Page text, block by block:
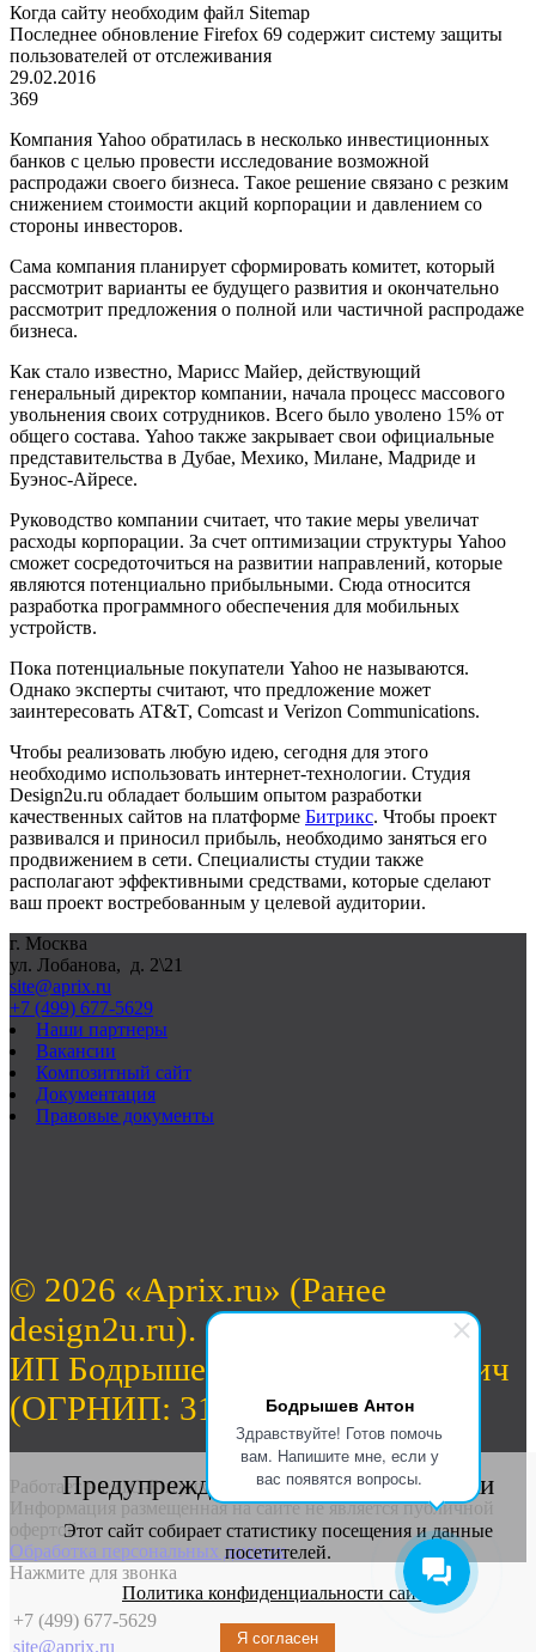
Бодрышев Антон
Здравствуйте! Готов помочь
вам. Напишите мне, если у
вас появятся вопросы.
Когда сайту необходим файл Sitemap
Последнее обновление Firefox 69 содержит систему защиты
пользователей от отслеживания
29.02.2016
369
Компания Yahoo обратилась в несколько инвестиционных
банков с целью провести исследование возможной
распродажи своего бизнеса. Такое решение связано с резким
снижением стоимости акций корпорации и давлением со
стороны инвесторов.
Сама компания планирует сформировать комитет, который
рассмотрит варианты ее будущего развития и окончательно
рассмотрит предложения о полной или частичной распродаже
бизнеса.
Как стало известно, Марисс Майер, действующий
генеральный директор компании, начала процесс массового
увольнения своих сотрудников. Всего было уволено 15% от
общего состава. Yahoo также закрывает свои официальные
представительства в Дубае, Мехико, Милане, Мадриде и
Буэнос-Айресе.
Руководство компании считает, что такие меры увеличат
расходы корпорации. За счет оптимизации структуры Yahoo
сможет сосредоточиться на развитии направлений, которые
являются потенциально прибыльными. Сюда относится
разработка программного обеспечения для мобильных
устройств.
Пока потенциальные покупатели Yahoo не называются.
Однако эксперты считают, что предложение может
заинтересовать AT&T, Comcast и Verizon Communications.
Чтобы реализовать любую идею, сегодня для этого
необходимо использовать интернет-технологии. Студия
Design2u.ru обладает большим опытом разработки
качественных сайтов на платформе Битрикс. Чтобы проект
развивался и приносил прибыль, необходимо заняться его
продвижением в сети. Специалисты студии также
располагают эффективными средствами, которые сделают
ваш проект востребованным у целевой аудитории.
г. Москва
ул. Лобанова, д. 2\21
site@aprix.ru
+7 (499) 677-5629
Наши партнеры
Вакансии
Композитный сайт
Документация
Правовые документы
© 2026 «Aprix.ru» (Ранее
design2u.ru).
ИП Бодрышев Антон Валерьевич
(ОГРНИП: 312774632701462)
Работает на «1С-Битрикс: Управление сайтом».
Информация размещенная на сайте не является публичной
офертой
Обработка персональных данных
Нажмите для звонка
+7 (499) 677-5629
site@aprix.ru
Предупреждение о сборе статистики
Этот сайт собирает статистику посещения и данные
посетителей.
Политика конфиденциальности сайта
Я согласен